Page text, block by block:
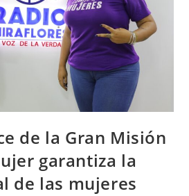
de la Gran Misión
garantiza la
de las mujeres